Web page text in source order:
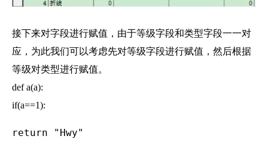
接下来对字段进行赋值，由于等级字段和类型字段一一对
应，为此我们可以考虑先对等级字段进行赋值，然后根据
等级对类型进行赋值。
def a(a):
if(a==1):
return "Hwy"